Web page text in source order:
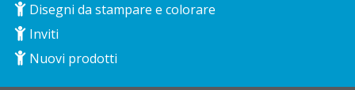
Disegni da stampare e colorare
Inviti
Nuovi prodotti